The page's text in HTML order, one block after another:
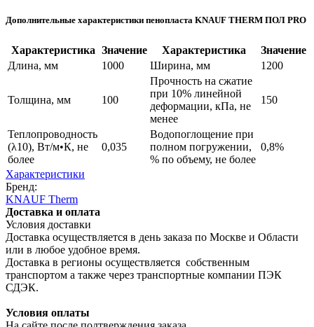
Дополнительные характеристики пенопласта KNAUF THERM ПОЛ PRO
Характеристика Значение Характеристика
Значение
Длина, мм
1000 Ширина, мм 1200
Толщина, мм 100
Прочность на сжатие
при 10% линейной
деформации, кПа, не
менее
150
Теплопроводность
(λ10), Вт/м•К, не
более
0,035
Водопоглощение при
полном погружении,
% по объему, не более
0,8%
Характеристики
Бренд:
KNAUF Therm
Доставка и оплата
Условия доставки
Доставка осуществляется в день заказа по Москве и Области
или в любое удобное время.
Доставка в регионы осуществляется собственным
транспортом а также через транспортные компании ПЭК
СДЭК.
Условия оплаты